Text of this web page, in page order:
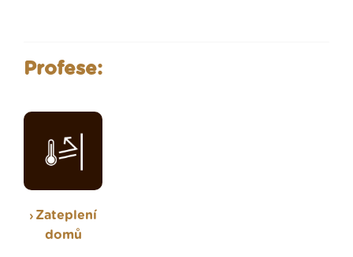
Profese:
Zateplení
domů